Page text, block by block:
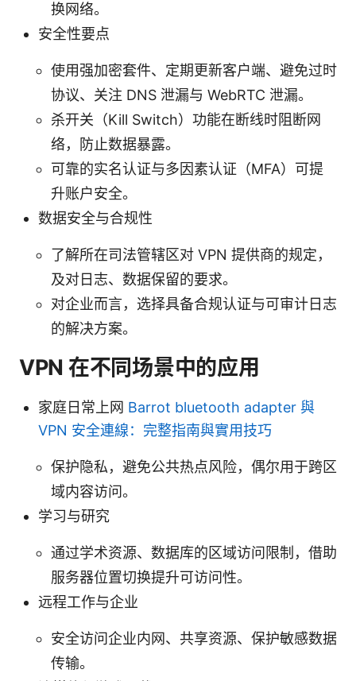
换网络。
安全性要点
使用强加密套件、定期更新客户端、避免过时
协议、关注 DNS 泄漏与 WebRTC 泄漏。
杀开关（Kill Switch）功能在断线时阻断网
络，防止数据暴露。
可靠的实名认证与多因素认证（MFA）可提
升账户安全。
数据安全与合规性
了解所在司法管辖区对 VPN 提供商的规定，
及对日志、数据保留的要求。
对企业而言，选择具备合规认证与可审计日志
的解决方案。
VPN 在不同场景中的应用
家庭日常上网 Barrot bluetooth adapter 與
VPN 安全連線：完整指南與實用技巧
保护隐私，避免公共热点风险，偶尔用于跨区
域内容访问。
学习与研究
通过学术资源、数据库的区域访问限制，借助
服务器位置切换提升可访问性。
远程工作与企业
安全访问企业内网、共享资源、保护敏感数据
传输。